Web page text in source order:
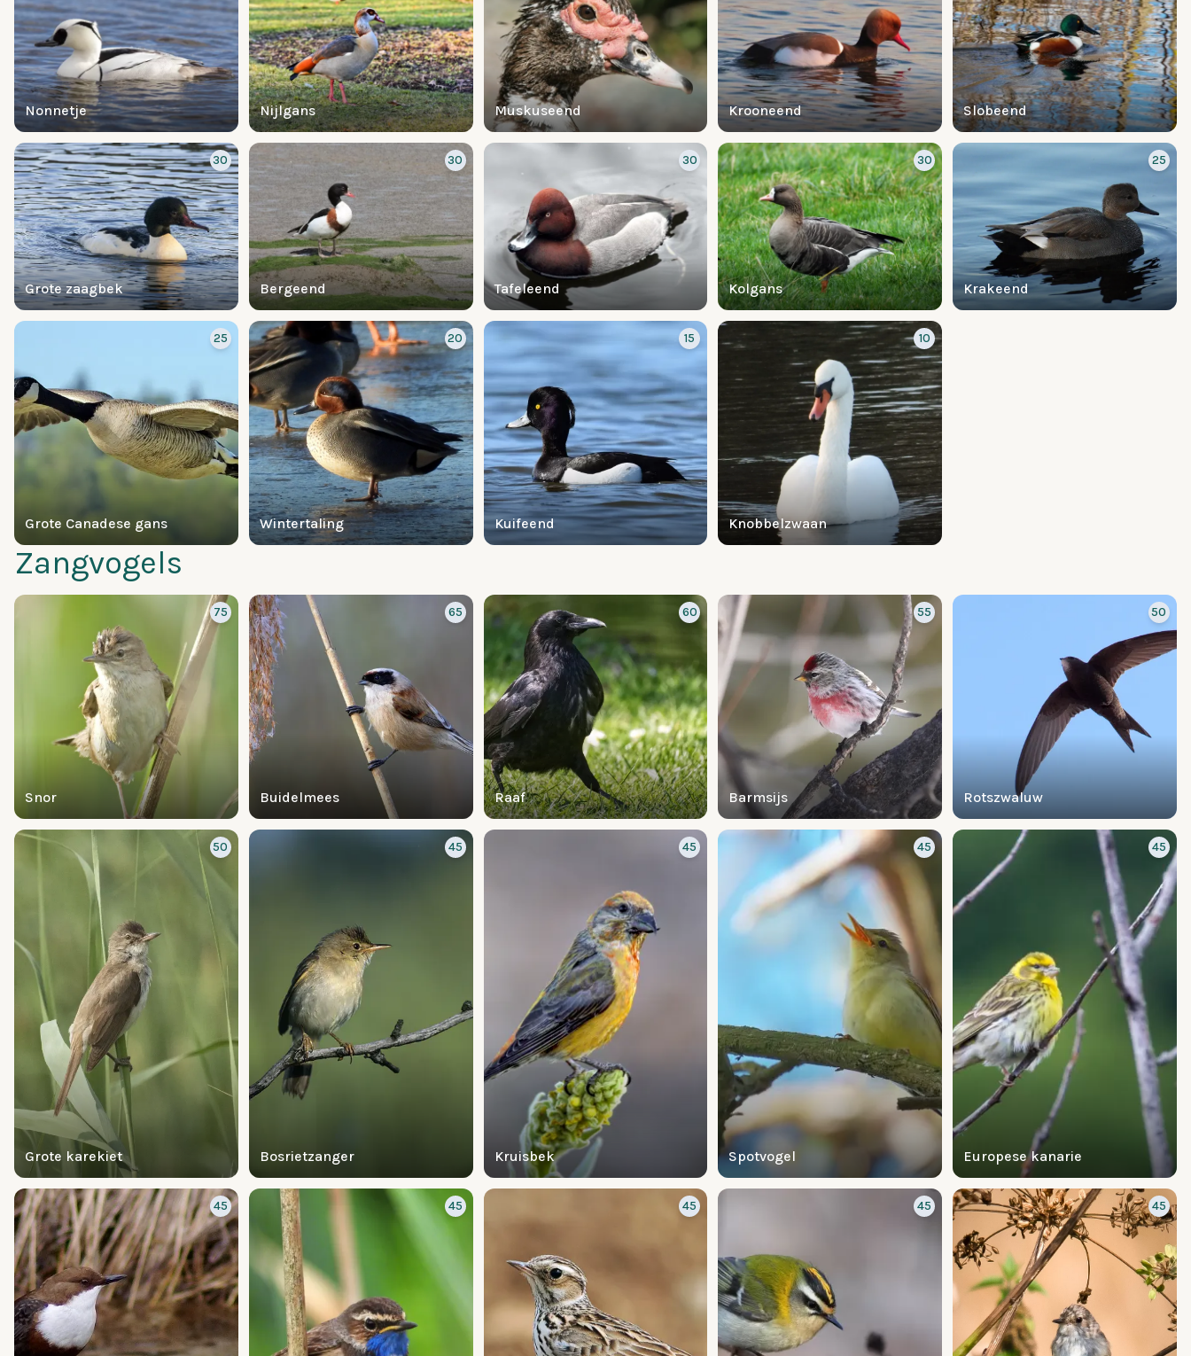
Nonnetje Nijlgans Muskuseend Krooneend Slobeend
Grote zaagbek
30
Bergeend
30
Tafeleend
30
Kolgans
30
Krakeend
25
Grote Canadese gans
25
Wintertaling
20
Kuifeend
15
Knobbelzwaan
10
Zangvogels
Snor
75
Buidelmees
65
Raaf
60
Barmsijs
55
Rotszwaluw
50
Grote karekiet
50
Bosrietzanger
45
Kruisbek
45
Spotvogel
45
Europese kanarie
45
45 45 45 45 45